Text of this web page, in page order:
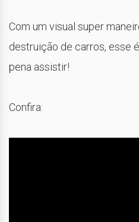
Com um visual super
destruição de carros, esse
pena assistir!
Confira: